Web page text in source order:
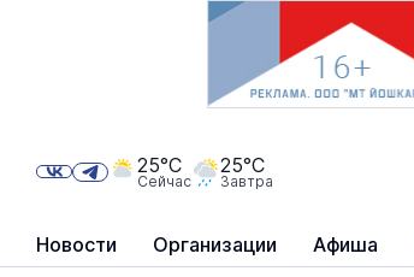
Новости Организации Афиша
25°C
Сейчас
25°C
Завтра